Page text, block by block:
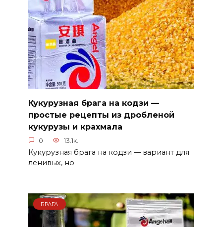
Кукурузная брага на кодзи —
простые рецепты из дробленой
кукурузы и крахмала
0 13.1к.
Кукурузная брага на кодзи — вариант для
ленивых, но
БРАГА